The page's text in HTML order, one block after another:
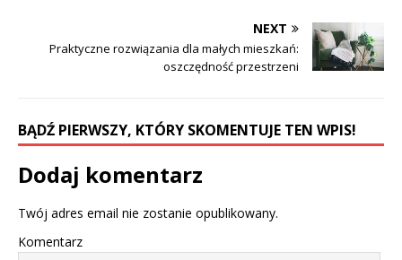
NEXT
Praktyczne rozwiązania dla małych mieszkań:
oszczędność przestrzeni
BĄDŹ PIERWSZY, KTÓRY SKOMENTUJE TEN WPIS!
Dodaj komentarz
Twój adres email nie zostanie opublikowany.
Komentarz